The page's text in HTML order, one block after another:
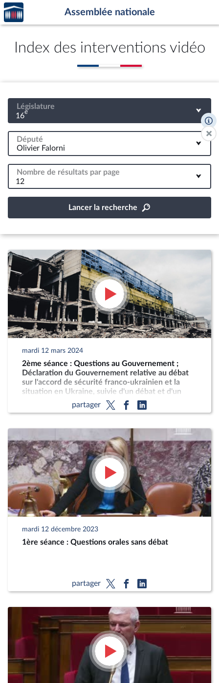
Aller au contenu
Aller en bas de la page
Accèder
à la
page
Assemblée nationale
Index des interventions vidéo
Législature
16e
Député
Nombre de résultats par page
12
Lancer la recherche
mardi 12 mars 2024
2ème séance : Questions au Gouvernement ;
Déclaration du Gouvernement relative au débat
sur l'accord de sécurité franco-ukrainien et la
situation en Ukraine, suivie d'un débat et d'un
partager
mardi 12 décembre 2023
1ère séance : Questions orales sans débat
partager